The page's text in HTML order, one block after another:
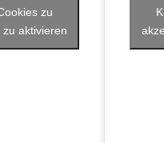
zu
aktivieren